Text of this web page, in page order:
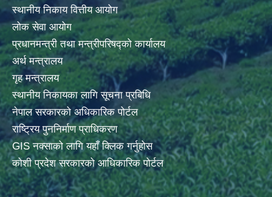
स्थानीय निकाय वित्तीय आयोग
लोक सेवा आयोग
प्रधानमन्त्री तथा मन्त्रीपरिषद्को कार्यालय
अर्थ मन्त्रालय
गृह मन्त्रालय
स्थानीय निकायका लागि सूचना प्रबिधि
नेपाल सरकारको अधिकारिक पोर्टल
राष्ट्रिय पुननिर्माण प्राधिकरण
GIS नक्साको लागि यहाँ क्लिक गर्नुहोस
कोशी प्रदेश सरकारको आधिकारिक पोर्टल